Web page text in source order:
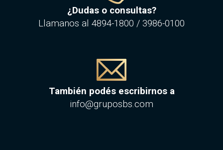
¿Dudas o consultas?
Llamanos al 4894-1800 / 3986-0100
También podés escribirnos a
info@gruposbs.com